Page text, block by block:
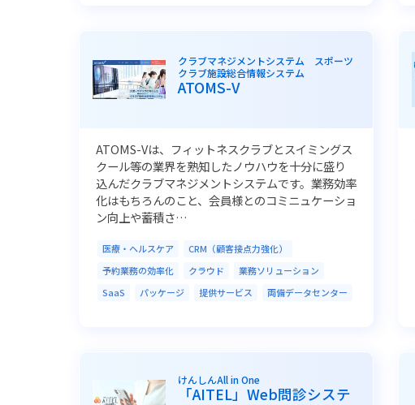
クラブマネジメントシステム スポーツ
クラブ施設総合情報システム
ATOMS-V
ATOMS-Vは、フィットネスクラブとスイミングス
クール等の業界を熟知したノウハウを十分に盛り
込んだクラブマネジメントシステムです。業務効率
化はもちろんのこと、会員様とのコミニュケーショ
ン向上や蓄積さ…
医療・ヘルスケア
CRM（顧客接点力強化）
予約業務の効率化
クラウド
業務ソリューション
SaaS
パッケージ 提供サービス 両備データセンター
けんしんAll in One
「AITEL」Web問診システ